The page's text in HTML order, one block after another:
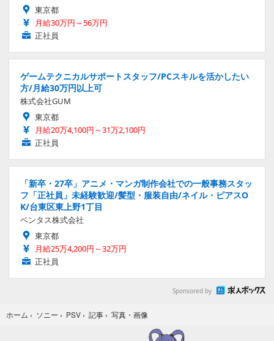
東京都
月給30万円～56万円
正社員
ゲームテクニカルサポートスタッフ/PCスキルを活かしたい
方/月給30万円以上可
株式会社GUM
東京都
月給20万4,100円～31万2,100円
正社員
「新卒・27卒」アニメ・マンガ制作会社での一般事務スタッ
フ「正社員」未経験歓迎/髪型・服装自由/ネイル・ピアスO
K/台東区東上野1丁目
ベンタス株式会社
東京都
月給25万4,200円～32万円
正社員
Sponsored by
ホーム › ソニー › PSV › 記事 › 写真・画像